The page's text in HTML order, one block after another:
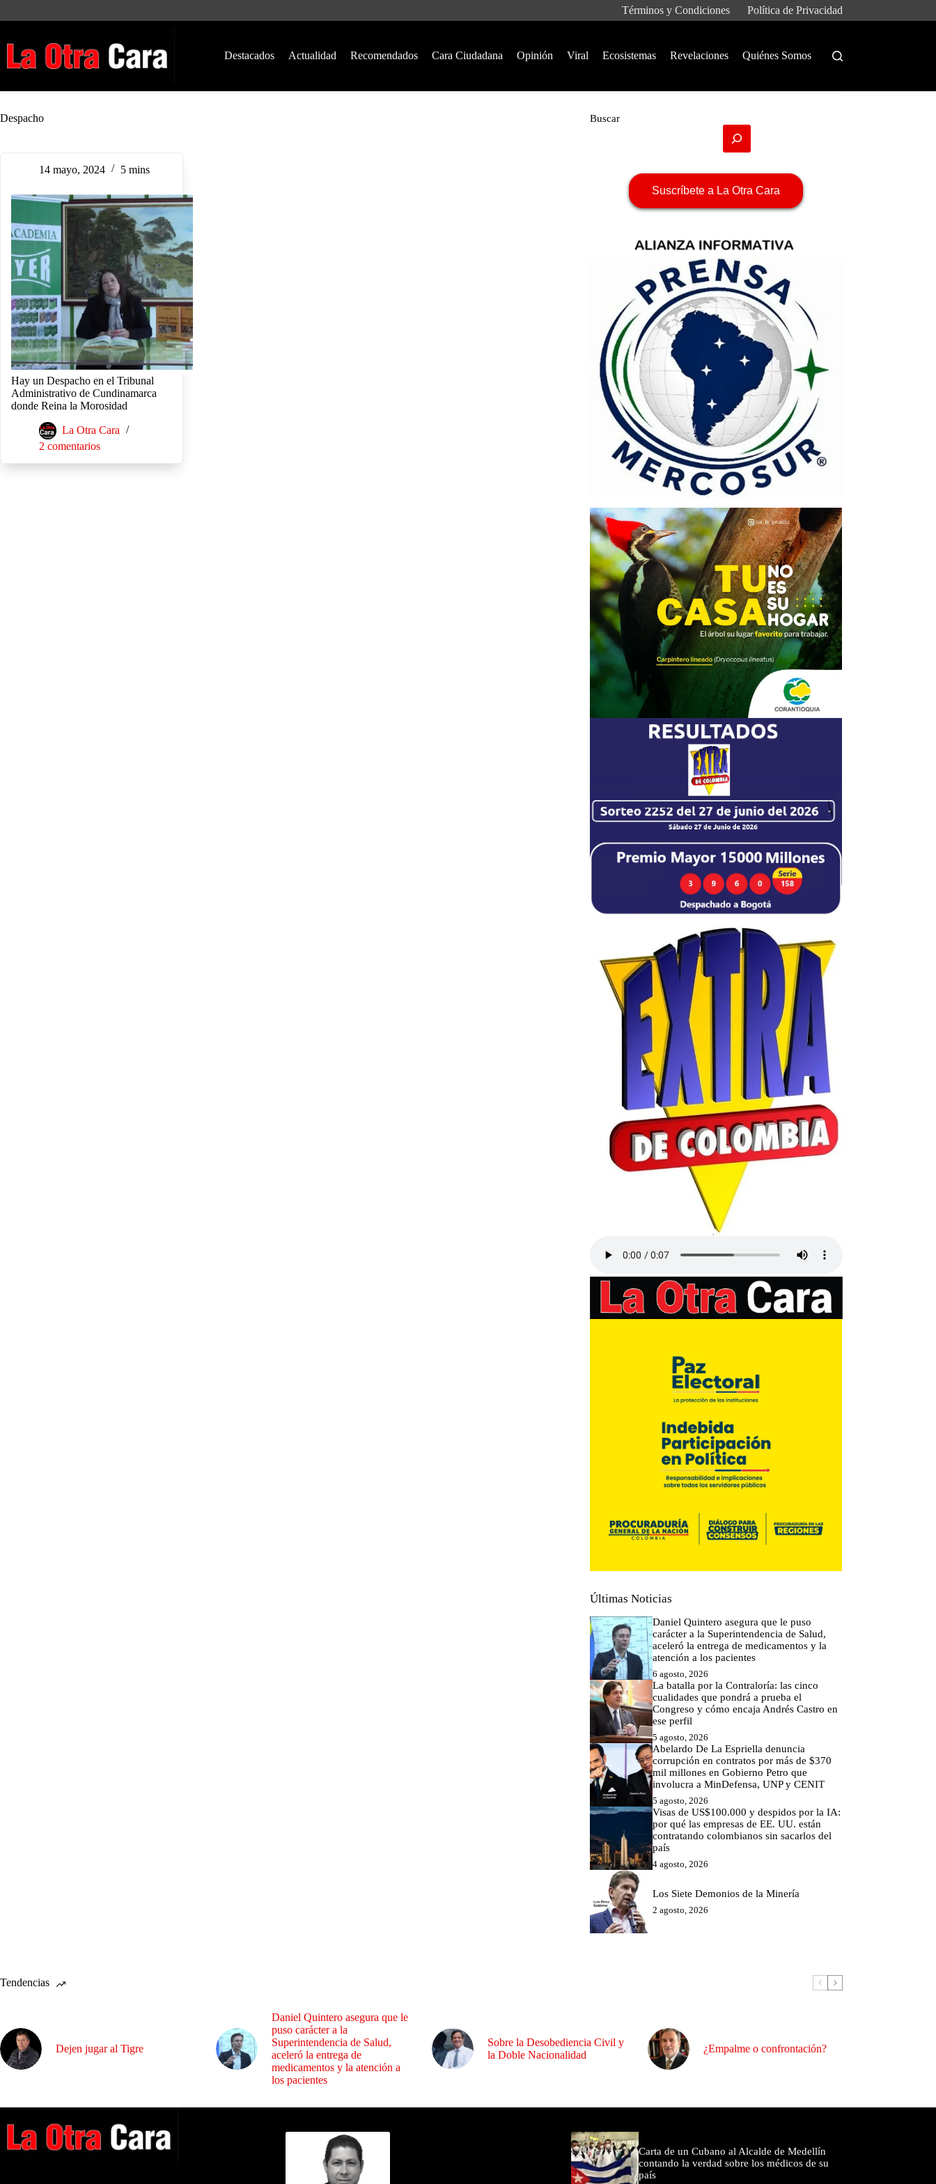
Términos y Condiciones Política de Privacidad
Destacados Actualidad Recomendados Cara Ciudadana Opinión Viral Ecosistemas Revelaciones Quiénes Somos
Despacho
14 mayo, 2024 5 mins
Hay un Despacho en el Tribunal
Administrativo de Cundinamarca
donde Reina la Morosidad
La Otra Cara
2 comentarios
Buscar
Suscríbete a La Otra Cara
Últimas Noticias
Daniel Quintero asegura que le puso
carácter a la Superintendencia de Salud,
aceleró la entrega de medicamentos y la
atención a los pacientes
6 agosto, 2026
La batalla por la Contraloría: las cinco
cualidades que pondrá a prueba el
Congreso y cómo encaja Andrés Castro en
ese perfil
5 agosto, 2026
Abelardo De La Espriella denuncia
corrupción en contratos por más de $370
mil millones en Gobierno Petro que
involucra a MinDefensa, UNP y CENIT
5 agosto, 2026
Visas de US$100.000 y despidos por la IA:
por qué las empresas de EE. UU. están
contratando colombianos sin sacarlos del
país
4 agosto, 2026
Los Siete Demonios de la Minería
2 agosto, 2026
Tendencias
Dejen jugar al Tigre
Daniel Quintero asegura que le
puso carácter a la
Superintendencia de Salud,
aceleró la entrega de
medicamentos y la atención a
los pacientes
Sobre la Desobediencia Civil y
la Doble Nacionalidad
¿Empalme o confrontación?
Carta de un Cubano al Alcalde de Medellín
contando la verdad sobre los médicos de su
país